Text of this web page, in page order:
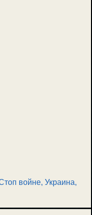
войне, Украина,